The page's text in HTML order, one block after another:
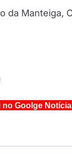
da Manteiga,
no Goolge